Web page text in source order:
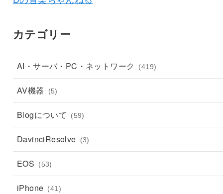
カテゴリー
AI・サーバ・PC・ネットワーク (419)
AV機器 (5)
Blogについて (59)
DavinciResolve (3)
EOS (53)
iPhone (41)